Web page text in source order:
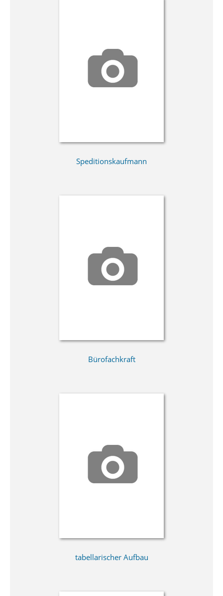
Speditionskaufmann
Bürofachkraft
tabellarischer Aufbau